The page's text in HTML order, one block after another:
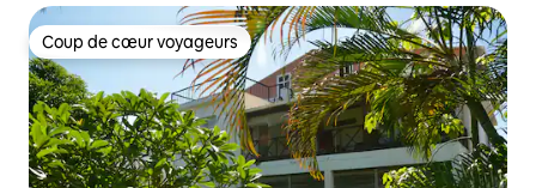
Coup de cœur voyageurs
Coup de cœur voyageurs